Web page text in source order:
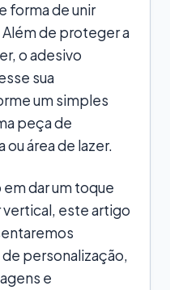
forma de unir
de proteger a
o adesivo
sua
um simples
peça de
ou área de lazer.
dar um toque
este artigo
personalização,
e